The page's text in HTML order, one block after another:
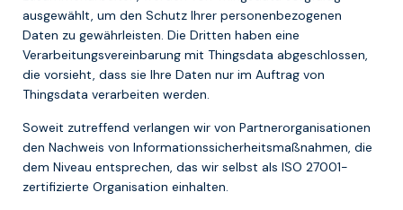
ausgewählt, um den Schutz Ihrer personenbezogenen
Daten zu gewährleisten. Die Dritten haben eine
Verarbeitungsvereinbarung mit Thingsdata abgeschlossen,
die vorsieht, dass sie Ihre Daten nur im Auftrag von
Thingsdata verarbeiten werden.
Soweit zutreffend verlangen wir von Partnerorganisationen
den Nachweis von Informationssicherheitsmaßnahmen, die
dem Niveau entsprechen, das wir selbst als ISO 27001-
zertifizierte Organisation einhalten.